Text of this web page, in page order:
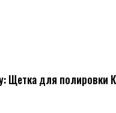
Щетка для полировки